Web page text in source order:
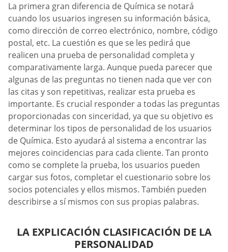
La primera gran diferencia de Química se notará
cuando los usuarios ingresen su información básica,
como dirección de correo electrónico, nombre, código
postal, etc. La cuestión es que se les pedirá que
realicen una prueba de personalidad completa y
comparativamente larga. Aunque pueda parecer que
algunas de las preguntas no tienen nada que ver con
las citas y son repetitivas, realizar esta prueba es
importante. Es crucial responder a todas las preguntas
proporcionadas con sinceridad, ya que su objetivo es
determinar los tipos de personalidad de los usuarios
de Química. Esto ayudará al sistema a encontrar las
mejores coincidencias para cada cliente. Tan pronto
como se complete la prueba, los usuarios pueden
cargar sus fotos, completar el cuestionario sobre los
socios potenciales y ellos mismos. También pueden
describirse a sí mismos con sus propias palabras.
LA EXPLICACIÓN CLASIFICACIÓN DE LA
PERSONALIDAD